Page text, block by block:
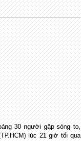
30 người gặp sóng to,
lúc 21 giờ tối qua